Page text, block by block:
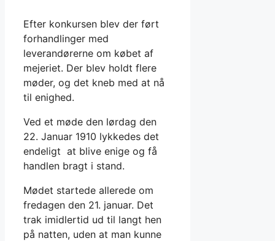
Efter konkursen blev der ført
forhandlinger med
leverandørerne om købet af
mejeriet. Der blev holdt flere
møder, og det kneb med at nå
til enighed.
Ved et møde den lørdag den
22. Januar 1910 lykkedes det
endeligt at blive enige og få
handlen bragt i stand.
Mødet startede allerede om
fredagen den 21. januar. Det
trak imidlertid ud til langt hen
på natten, uden at man kunne